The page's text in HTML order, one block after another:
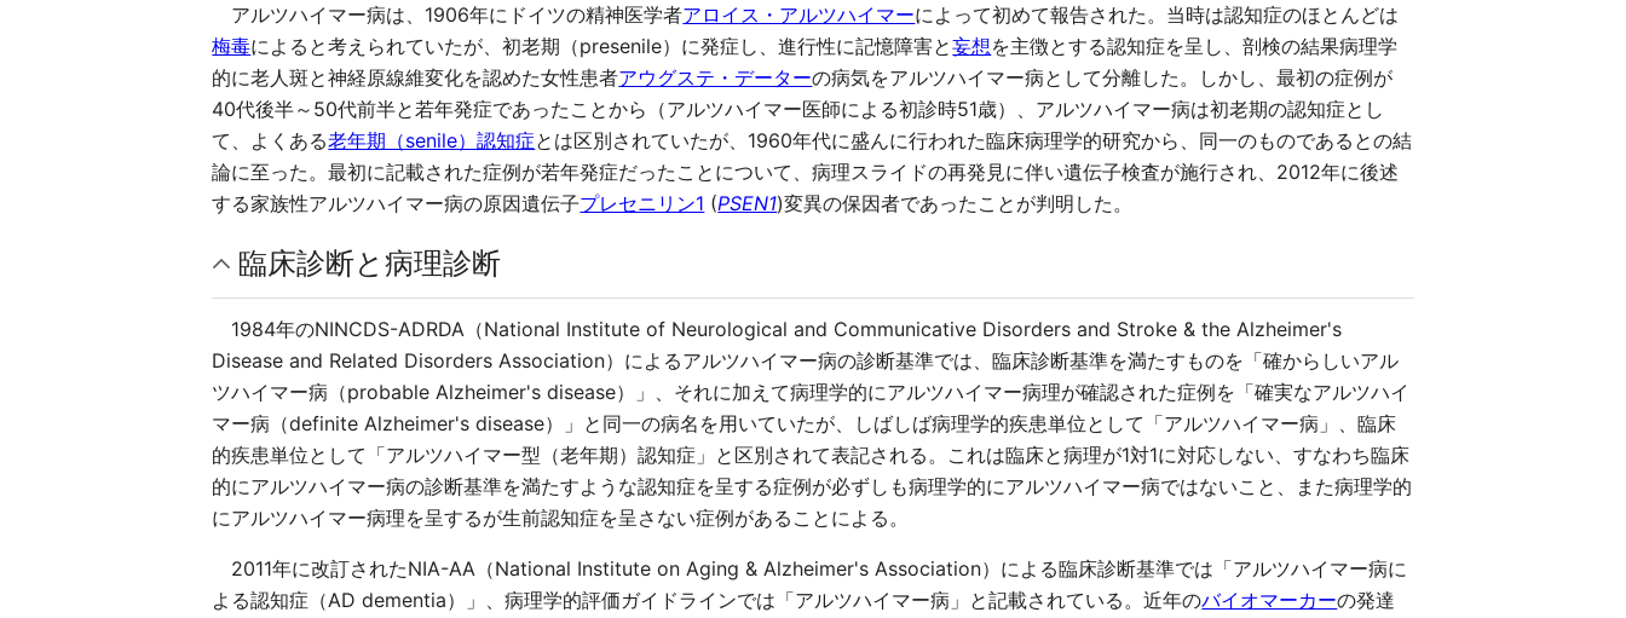
アルツハイマー病は、1906年にドイツの精神医学者アロイス・アルツハイマーによって初めて報告された。当時は認知症のほとんどは
梅毒によると考えられていたが、初老期（presenile）に発症し、進行性に記憶障害と妄想を主徴とする認知症を呈し、剖検の結果病理学
的に老人斑と神経原線維変化を認めた女性患者アウグステ・データーの病気をアルツハイマー病として分離した。しかし、最初の症例が
40代後半～50代前半と若年発症であったことから（アルツハイマー医師による初診時51歳）、アルツハイマー病は初老期の認知症とし
て、よくある老年期（senile）認知症とは区別されていたが、1960年代に盛んに行われた臨床病理学的研究から、同一のものであるとの結
論に至った。最初に記載された症例が若年発症だったことについて、病理スライドの再発見に伴い遺伝子検査が施行され、2012年に後述
する家族性アルツハイマー病の原因遺伝子プレセニリン1 (PSEN1)変異の保因者であったことが判明した。
臨床診断と病理診断
1984年のNINCDS-ADRDA（National Institute of Neurological and Communicative Disorders and Stroke & the Alzheimer's
Disease and Related Disorders Association）によるアルツハイマー病の診断基準では、臨床診断基準を満たすものを「確からしいアル
ツハイマー病（probable Alzheimer's disease）」、それに加えて病理学的にアルツハイマー病理が確認された症例を「確実なアルツハイ
マー病（definite Alzheimer's disease）」と同一の病名を用いていたが、しばしば病理学的疾患単位として「アルツハイマー病」、臨床
的疾患単位として「アルツハイマー型（老年期）認知症」と区別されて表記される。これは臨床と病理が1対1に対応しない、すなわち臨床
的にアルツハイマー病の診断基準を満たすような認知症を呈する症例が必ずしも病理学的にアルツハイマー病ではないこと、また病理学的
にアルツハイマー病理を呈するが生前認知症を呈さない症例があることによる。
2011年に改訂されたNIA-AA（National Institute on Aging & Alzheimer's Association）による臨床診断基準では「アルツハイマー病に
よる認知症（AD dementia）」、病理学的評価ガイドラインでは「アルツハイマー病」と記載されている。近年のバイオマーカーの発達